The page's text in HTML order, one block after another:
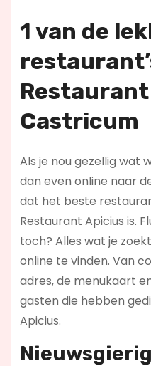
1 van de
Castricum
Als je nou gezellig wat
dan even online naar
dat het beste
Restaurant Apicius is.
toch? Alles wat je
online te vinden. Van
adres, de menukaart
gasten die hebben
Apicius.